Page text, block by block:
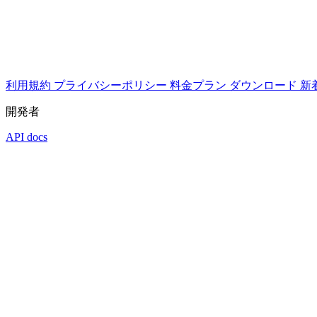
利用規約 プライバシーポリシー 料金プラン ダウンロード 新
開発者
API docs